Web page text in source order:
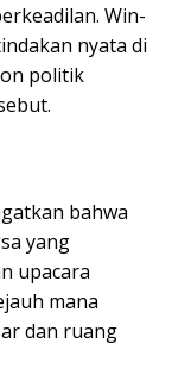
Win-
nyata di
politik
bahwa
yang
upacara
mana
dan ruang